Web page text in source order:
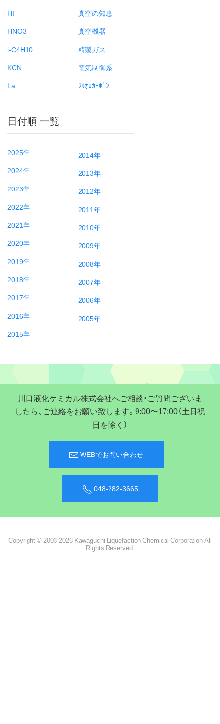
HI
HNO3
i-C4H10
KCN
La
真空の知恵
真空機器
精製ガス
電気制御系
ﾌﾙｵﾛｶｰﾎﾞﾝ
日付順 一覧
2025年
2024年
2023年
2022年
2021年
2020年
2019年
2018年
2017年
2016年
2015年
2014年
2013年
2012年
2011年
2010年
2009年
2008年
2007年
2006年
2005年
川口液化ケミカル株式会社へご相談・ご質問ございま
したら、ご連絡をお願い致します。9:00〜17:00（土日祝
日を除く）
WEBでお問い合わせ
048-282-3665
Copyright © 2003-2026 Kawaguchi Liquefaction Chemical Corporation All
Rights Reserved.